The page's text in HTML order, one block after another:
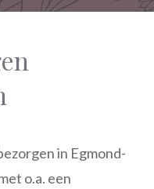
in Egmond-
o.a. een